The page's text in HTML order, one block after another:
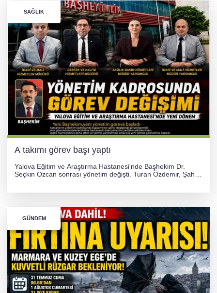
SAĞLIK
A takımı görev başı yaptı
Yalova Eğitim ve Araştırma Hastanesi'nde Başhekim Dr.
Seçkin Özcan sonrası yönetim değişti. Turan Özdemir, Şahin
GÜNDEM